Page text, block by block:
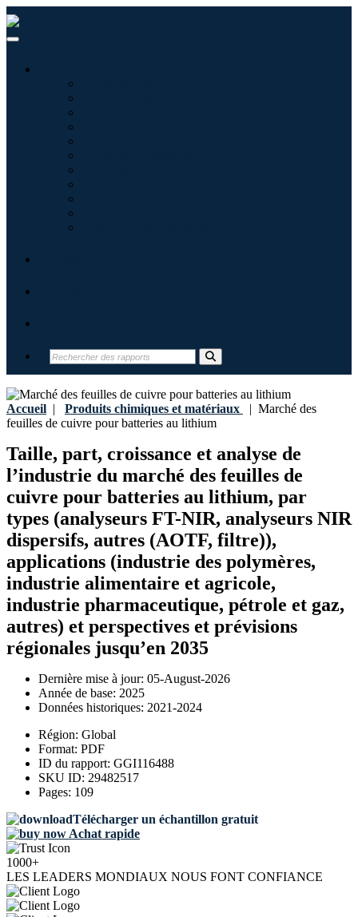
Accueil | Produits chimiques et matériaux | Marché des
feuilles de cuivre pour batteries au lithium
Taille, part, croissance et analyse de
l’industrie du marché des feuilles de
cuivre pour batteries au lithium, par
types (analyseurs FT-NIR, analyseurs NIR
dispersifs, autres (AOTF, filtre)),
applications (industrie des polymères,
industrie alimentaire et agricole,
industrie pharmaceutique, pétrole et gaz,
autres) et perspectives et prévisions
régionales jusqu’en 2035
Dernière mise à jour: 05-August-2026
Année de base: 2025
Données historiques: 2021-2024
Région: Global
Format: PDF
ID du rapport: GGI116488
SKU ID: 29482517
Pages: 109
Télécharger un échantillon gratuit
Achat rapide
1000+
LES LEADERS MONDIAUX NOUS FONT CONFIANCE